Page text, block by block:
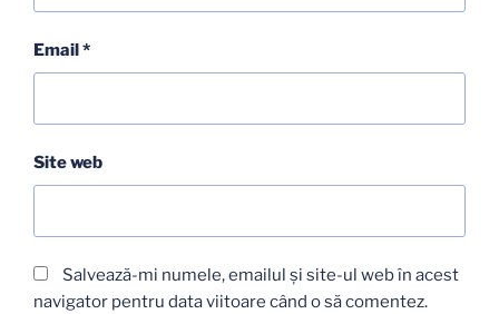
Email *
Site web
Salvează-mi numele, emailul și site-ul web în acest
navigator pentru data viitoare când o să comentez.